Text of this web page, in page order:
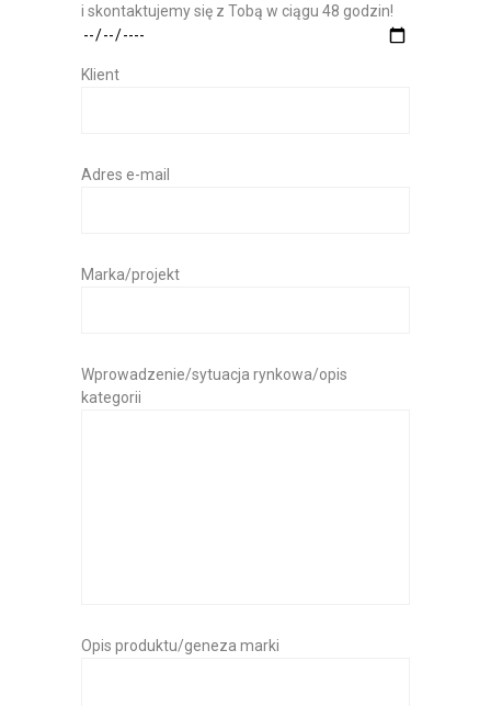
i skontaktujemy się z Tobą w ciągu 48 godzin!
Klient
Adres e-mail
Marka/projekt
Wprowadzenie/sytuacja rynkowa/opis
kategorii
Opis produktu/geneza marki